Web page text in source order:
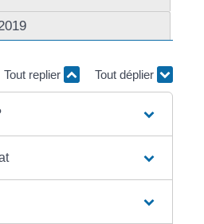
Tout replier Tout déplier